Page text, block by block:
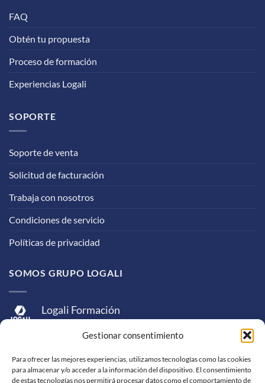
Gestionar consentimiento
Para ofrecer las mejores experiencias, utilizamos tecnologías como las cookies
para almacenar y/o acceder a la información del dispositivo. El consentimiento
de estas tecnologías nos permitirá procesar datos como el comportamiento de
FAQ
Obtén tu propuesta
Proceso de formación
Experiencias Logali
SOPORTE
Soporte de venta
Solicitud de facturación
Trabaja con nosotros
Condiciones de servicio
Políticas de privacidad
SOMOS GRUPO LOGALI
Logali Formación
Logali Consultoría
Logali Ingeniería